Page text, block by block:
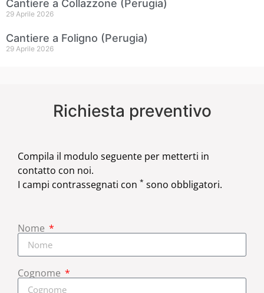
Cantiere a Collazzone (Perugia)
29 Aprile 2026
Cantiere a Foligno (Perugia)
29 Aprile 2026
Richiesta preventivo
Compila il modulo seguente per metterti in
contatto con noi.
I campi contrassegnati con * sono obbligatori.
Nome
Cognome